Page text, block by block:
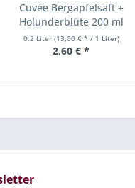
Cuvée Bergapfelsaft +
Holunderblüte 200 ml
0.2 Liter (13,00 € * / 1 Liter)
2,60 € *